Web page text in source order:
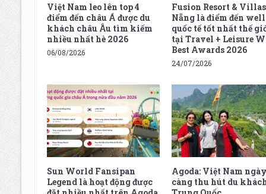
Việt Nam leo lên top 4
điểm đến châu Á được du
khách châu Âu tìm kiếm
nhiều nhất hè 2026
06/08/2026
Fusion Resort &
Nẵng là điểm đến
quốc tế tốt nhất thế
tại Travel + Leisure
Best Awards 2026
24/07/2026
Sun World Fansipan
Legend là hoạt động được
Agoda: Việt Nam
càng thu hút du